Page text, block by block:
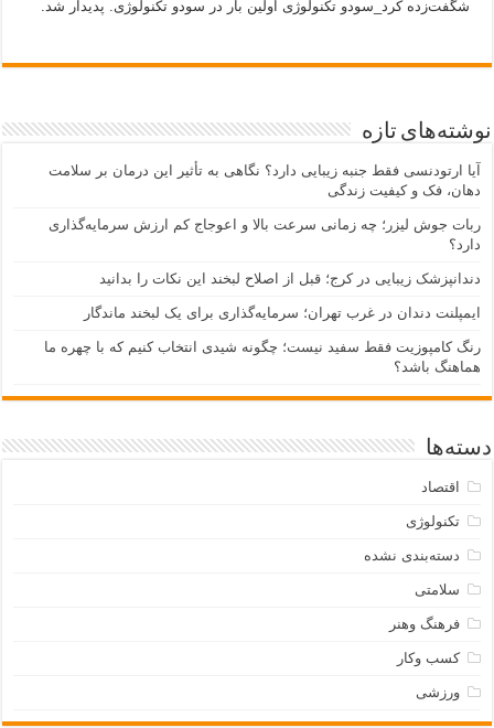
شگفت‌زده کرد_سودو تکنولوژی اولین بار در سودو تکنولوژی. پدیدار شد.
نوشته‌های تازه
آیا ارتودنسی فقط جنبه زیبایی دارد؟ نگاهی به تأثیر این درمان بر سلامت
دهان، فک و کیفیت زندگی
ربات جوش لیزر؛ چه زمانی سرعت بالا و اعوجاج کم ارزش سرمایه‌گذاری
دارد؟
دندانپزشک زیبایی در کرج؛ قبل از اصلاح لبخند این نکات را بدانید
ایمپلنت دندان در غرب تهران؛ سرمایه‌گذاری برای یک لبخند ماندگار
رنگ کامپوزیت فقط سفید نیست؛ چگونه شیدی انتخاب کنیم که با چهره ما
هماهنگ باشد؟
دسته‌ها
اقتصاد
تکنولوژی
دسته‌بندی نشده
سلامتی
فرهنگ وهنر
کسب وکار
ورزشی